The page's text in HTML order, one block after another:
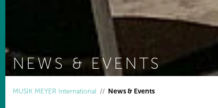
NEWS & EVENTS
MUSIK MEYER International
News & Events